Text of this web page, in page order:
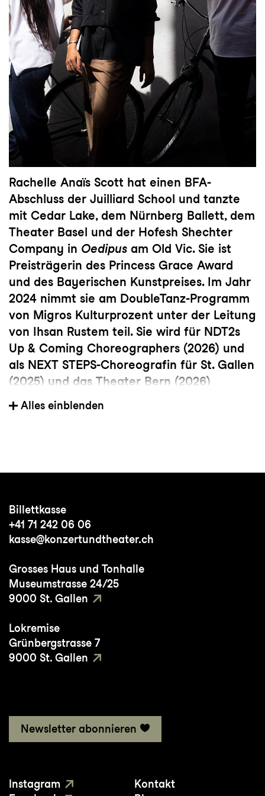
Rachelle Anaïs Scott hat einen BFA-
Abschluss der Juilliard School und tanzte
mit Cedar Lake, dem Nürnberg Ballett, dem
Theater Basel und der Hofesh Shechter
Company in Oedipus am Old Vic. Sie ist
Preisträgerin des Princess Grace Award
und des Bayerischen Kunstpreises. Im Jahr
2024 nimmt sie am DoubleTanz-Programm
von Migros Kulturprozent unter der Leitung
von Ihsan Rustem teil. Sie wird für NDT2s
Up & Coming Choreographers (2026) und
als NEXT STEPS-Choreografin für St. Gallen
(2025) und das Theater Bern (2026)
choreografieren. Ihre Arbeiten wurden bei
NUTIDA und Blois Danse gezeigt und von
Greco-Ausstellung und Orsolina 28. Ihr
DuettUs wurde beim Choreografie-
Wettbewerb Hannover 37 gezeigt.
Alles einblenden
Billettkasse
+41 71 242 06 06
kasse@konzertundtheater.ch
Grosses Haus und Tonhalle
Museumstrasse 24/25
9000 St. Gallen
Lokremise
Grünbergstrasse 7
9000 St. Gallen
Newsletter abonnieren
Instagram
Kontakt